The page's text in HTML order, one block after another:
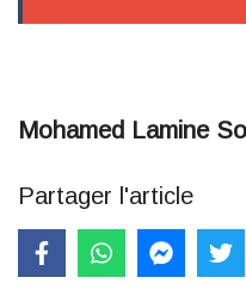
Mohamed Lamine
Partager l'article